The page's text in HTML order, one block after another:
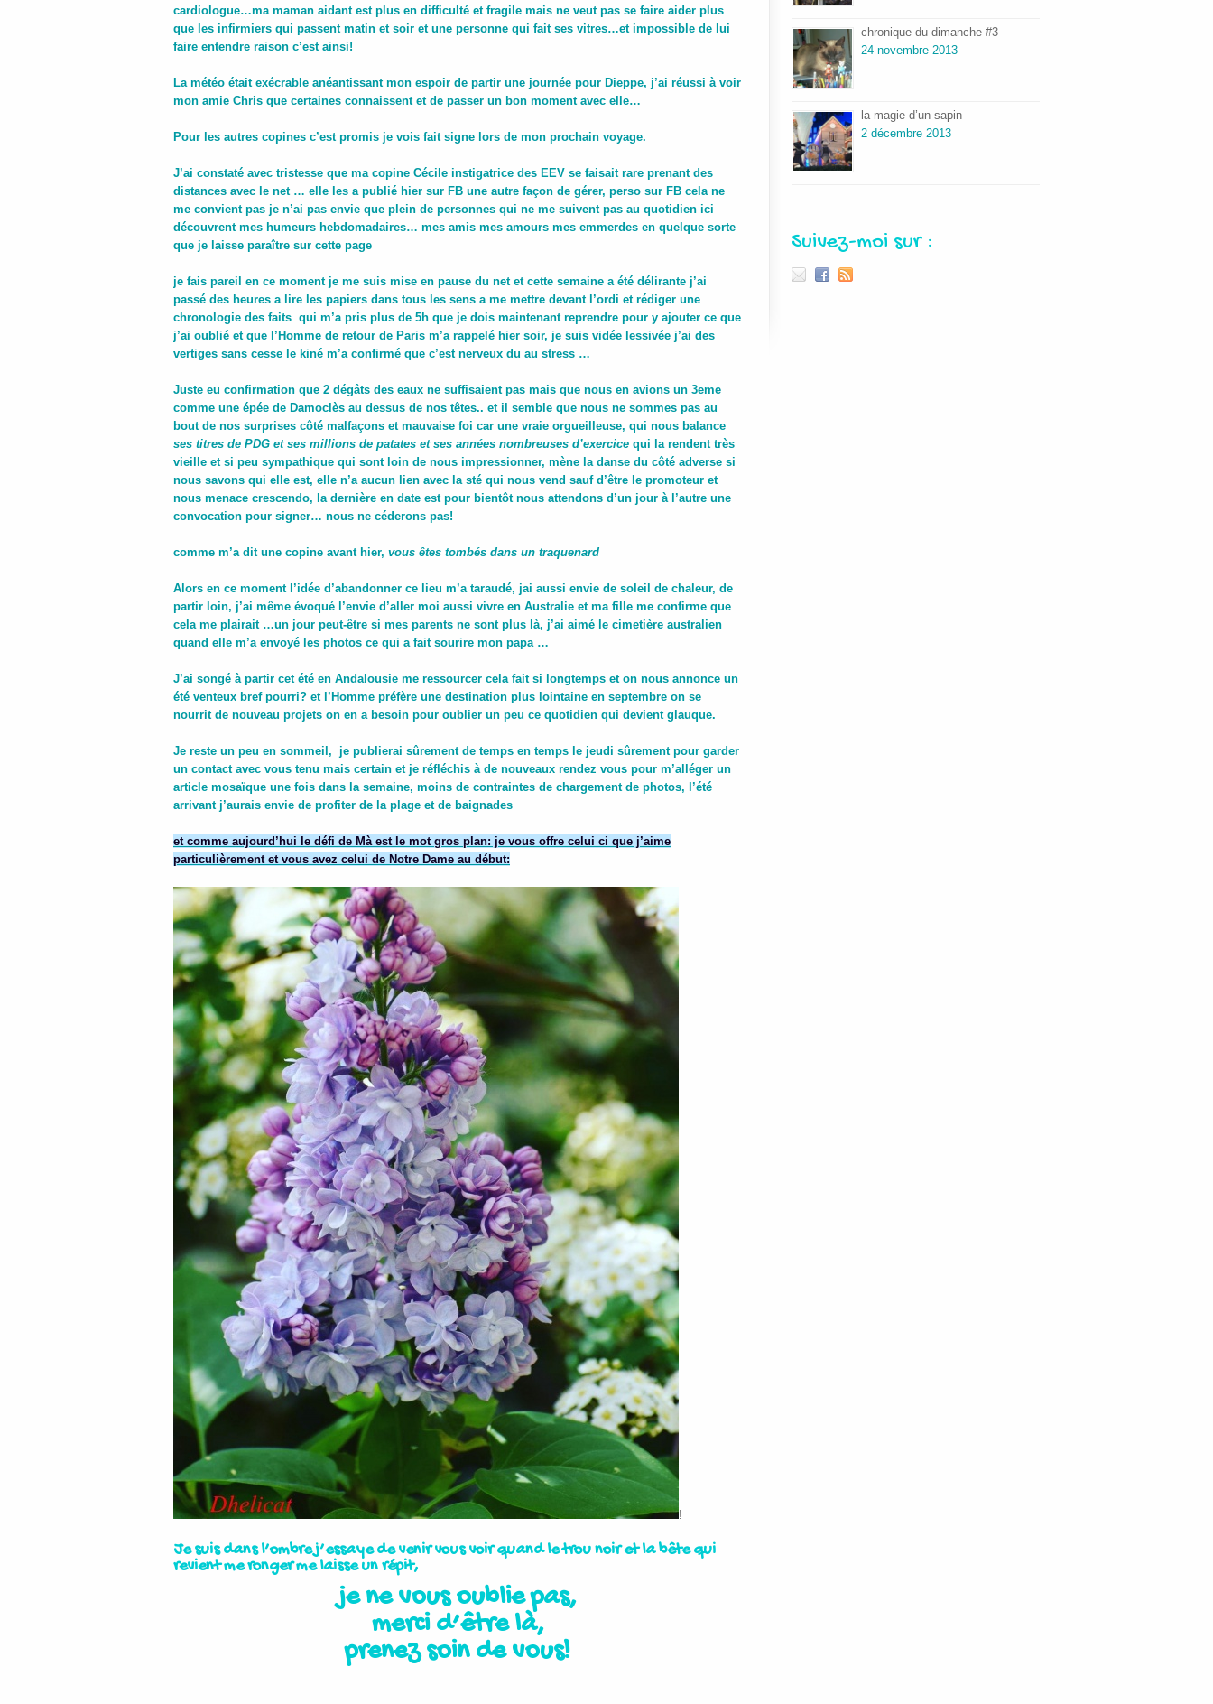
cardiologue…ma maman aidant est plus en difficulté et fragile mais ne veut pas se faire aider plus
que les infirmiers qui passent matin et soir et une personne qui fait ses vitres…et impossible de lui
faire entendre raison c’est ainsi!
La météo était exécrable anéantissant mon espoir de partir une journée pour Dieppe, j’ai réussi à voir
mon amie Chris que certaines connaissent et de passer un bon moment avec elle…
Pour les autres copines c’est promis je vois fait signe lors de mon prochain voyage.
J’ai constaté avec tristesse que ma copine Cécile instigatrice des EEV se faisait rare prenant des
distances avec le net … elle les a publié hier sur FB une autre façon de gérer, perso sur FB cela ne
me convient pas je n’ai pas envie que plein de personnes qui ne me suivent pas au quotidien ici
découvrent mes humeurs hebdomadaires… mes amis mes amours mes emmerdes en quelque sorte
que je laisse paraître sur cette page
je fais pareil en ce moment je me suis mise en pause du net et cette semaine a été délirante j’ai
passé des heures a lire les papiers dans tous les sens a me mettre devant l’ordi et rédiger une
chronologie des faits qui m’a pris plus de 5h que je dois maintenant reprendre pour y ajouter ce que
j’ai oublié et que l’Homme de retour de Paris m’a rappelé hier soir, je suis vidée lessivée j’ai des
vertiges sans cesse le kiné m’a confirmé que c’est nerveux du au stress …
Juste eu confirmation que 2 dégâts des eaux ne suffisaient pas mais que nous en avions un 3eme
comme une épée de Damoclès au dessus de nos têtes.. et il semble que nous ne sommes pas au
bout de nos surprises côté malfaçons et mauvaise foi car une vraie orgueilleuse, qui nous balance
ses titres de PDG et ses millions de patates et ses années nombreuses d’exercice qui la rendent très
vieille et si peu sympathique qui sont loin de nous impressionner, mène la danse du côté adverse si
nous savons qui elle est, elle n’a aucun lien avec la sté qui nous vend sauf d’être le promoteur et
nous menace crescendo, la dernière en date est pour bientôt nous attendons d’un jour à l’autre une
convocation pour signer… nous ne céderons pas!
comme m’a dit une copine avant hier, vous êtes tombés dans un traquenard
Alors en ce moment l’idée d’abandonner ce lieu m’a taraudé, jai aussi envie de soleil de chaleur, de
partir loin, j’ai même évoqué l’envie d’aller moi aussi vivre en Australie et ma fille me confirme que
cela me plairait …un jour peut-être si mes parents ne sont plus là, j’ai aimé le cimetière australien
quand elle m’a envoyé les photos ce qui a fait sourire mon papa …
J’ai songé à partir cet été en Andalousie me ressourcer cela fait si longtemps et on nous annonce un
été venteux bref pourri? et l’Homme préfère une destination plus lointaine en septembre on se
nourrit de nouveau projets on en a besoin pour oublier un peu ce quotidien qui devient glauque.
Je reste un peu en sommeil, je publierai sûrement de temps en temps le jeudi sûrement pour garder
un contact avec vous tenu mais certain et je réfléchis à de nouveaux rendez vous pour m’alléger un
article mosaïque une fois dans la semaine, moins de contraintes de chargement de photos, l’été
arrivant j’aurais envie de profiter de la plage et de baignades
et comme aujourd’hui le défi de Mà est le mot gros plan: je vous offre celui ci que j’aime
particulièrement et vous avez celui de Notre Dame au début:
!
Je suis dans l’ombre j’essaye de venir vous voir quand le trou noir et la bête qui
revient me ronger me laisse un répit,
je ne vous oublie pas,
merci d’être là,
prenez soin de vous!
chronique du dimanche #3
24 novembre 2013
la magie d’un sapin
2 décembre 2013
Suivez-moi sur :